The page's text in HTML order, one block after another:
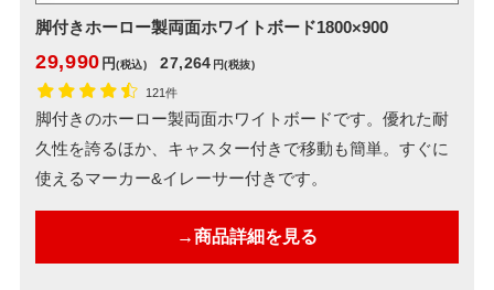
脚付きホーロー製両面ホワイトボード1800×900
29,990 円(税込) 27,264 円(税抜)
121件
脚付きのホーロー製両面ホワイトボードです。優れた耐
久性を誇るほか、キャスター付きで移動も簡単。すぐに
使えるマーカー&イレーサー付きです。
→商品詳細を見る